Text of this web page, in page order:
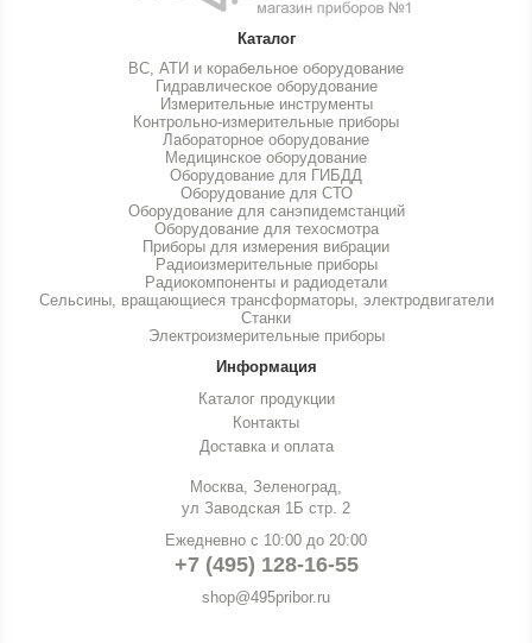
Каталог
ВС, АТИ и корабельное оборудование
Гидравлическое оборудование
Измерительные инструменты
Контрольно-измерительные приборы
Лабораторное оборудование
Медицинское оборудование
Оборудование для ГИБДД
Оборудование для СТО
Оборудование для санэпидемстанций
Оборудование для техосмотра
Приборы для измерения вибрации
Радиоизмерительные приборы
Радиокомпоненты и радиодетали
Сельсины, вращающиеся трансформаторы, электродвигатели
Станки
Электроизмерительные приборы
Информация
Каталог продукции
Контакты
Доставка и оплата
Москва, Зеленоград,
ул Заводская 1Б стр. 2
Ежедневно с 10:00 до 20:00
+7 (495) 128-16-55
shop@495pribor.ru